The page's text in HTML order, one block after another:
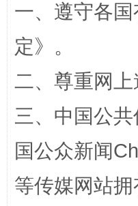
一、遵守各
定》。
二、尊重网
三、中国公
国公众新闻
等传媒网站